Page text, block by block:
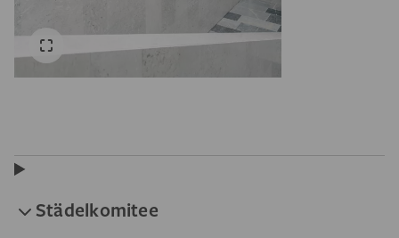
Städelkomitee